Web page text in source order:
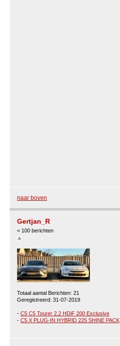
naar boven
Gertjan_R
< 100 berichten
Totaal aantal Berichten: 21
Geregistreerd: 31-07-2019
- C5 C5 Tourer 2.2 HDiF 200 Exclusive
- C5 X PLUG-IN HYBRID 225 SHINE PACK